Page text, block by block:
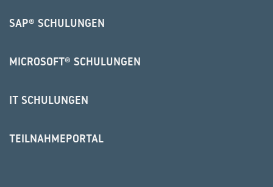
SAP® SCHULUNGEN
MICROSOFT® SCHULUNGEN
IT SCHULUNGEN
TEILNAHMEPORTAL